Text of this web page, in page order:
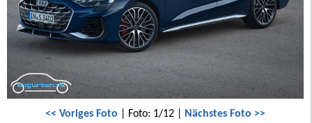
<< Voriges Foto | Foto: 1/12 | Nächstes Foto >>